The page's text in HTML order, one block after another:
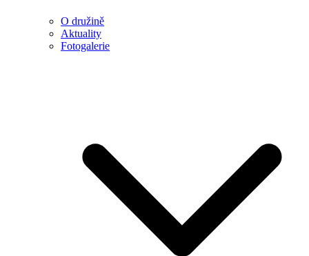
O družině
Aktuality
Fotogalerie